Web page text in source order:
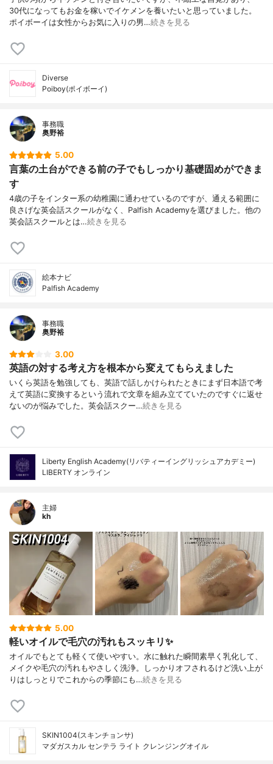
30代になってもお金を稼いでイケメンを養いたいと思っていました。
ポイボーイは女性からお気に入りの男…続きを見る
Diverse
Poiboy(ポイボーイ)
事務職
奥野裕
5.00
言葉の土台ができる前の子でもしっかり基礎固めができま
す
4歳の子をインター系の幼稚園に通わせているのですが、通える範囲に
良さげな英会話スクールがなく、Palfish Academyを選びました。他の
英会話スクールとは…続きを見る
絵本ナビ
Palfish Academy
事務職
奥野裕
3.00
英語の対する考え方を根本から変えてもらえました
いくら英語を勉強しても、英語で話しかけられたときにまず日本語で考
えて英語に変換するという流れで文章を組み立てていたのですぐに返せ
ないのが悩みでした。英会話スクー…続きを見る
Liberty English Academy(リバティーイングリッシュアカデミー)
LIBERTY オンライン
主婦
kh
5.00
軽いオイルで毛穴の汚れもスッキリ✨
オイルでもとても軽くて使いやすい。水に触れた瞬間素早く乳化して、
メイクや毛穴の汚れもやさしく洗浄。しっかりオフされるけど洗い上が
りはしっとりでこれからの季節にも…続きを見る
SKIN1004(スキンチョンサ)
マダガスカル センテラ ライト クレンジングオイル